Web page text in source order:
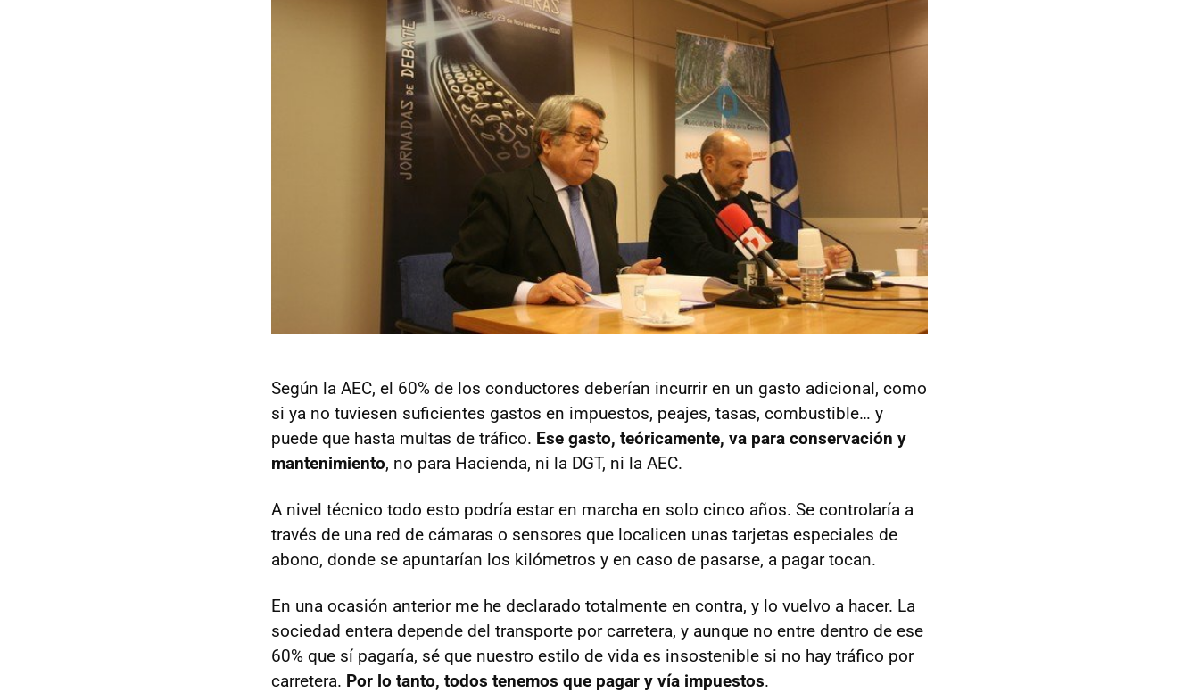
Según la AEC, el 60% de los conductores deberían incurrir en un gasto adicional, como
si ya no tuviesen suficientes gastos en impuestos, peajes, tasas, combustible… y
puede que hasta multas de tráfico. Ese gasto, teóricamente, va para conservación y
mantenimiento, no para Hacienda, ni la DGT, ni la AEC.
A nivel técnico todo esto podría estar en marcha en solo cinco años. Se controlaría a
través de una red de cámaras o sensores que localicen unas tarjetas especiales de
abono, donde se apuntarían los kilómetros y en caso de pasarse, a pagar tocan.
En una ocasión anterior me he declarado totalmente en contra, y lo vuelvo a hacer. La
sociedad entera depende del transporte por carretera, y aunque no entre dentro de ese
60% que sí pagaría, sé que nuestro estilo de vida es insostenible si no hay tráfico por
carretera. Por lo tanto, todos tenemos que pagar y vía impuestos.